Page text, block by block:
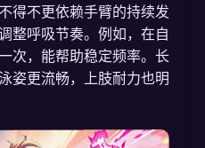
得不更依赖手臂的持续发
整呼吸节奏。例如，在自
次，能帮助稳定频率。长
姿更流畅，上肢耐力也明